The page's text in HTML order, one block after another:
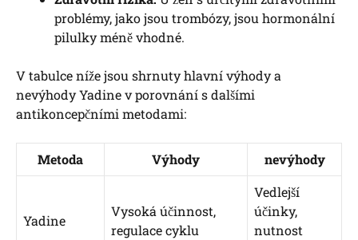
problémy, jako jsou trombózy, jsou hormonální
pilulky méně vhodné.
V tabulce níže jsou shrnuty hlavní výhody a
nevýhody Yadine v porovnání s dalšími
antikoncepčními metodami:
Metoda Výhody nevýhody
Yadine
Vysoká účinnost,
regulace cyklu
Vedlejší
účinky,
nutnost